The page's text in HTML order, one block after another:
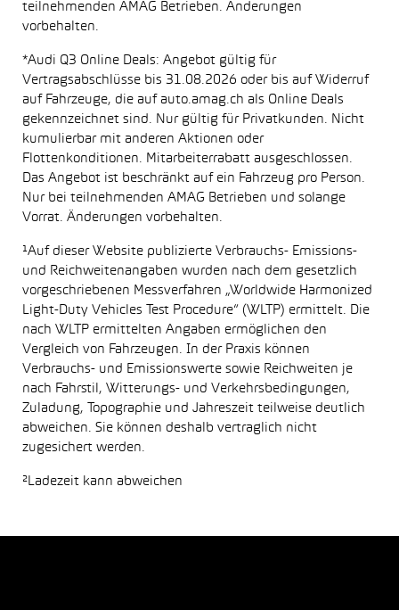
teilnehmenden AMAG Betrieben. Änderungen
vorbehalten.
*Audi Q3 Online Deals: Angebot gültig für
Vertragsabschlüsse bis 31.08.2026 oder bis auf Widerruf
auf Fahrzeuge, die auf auto.amag.ch als Online Deals
gekennzeichnet sind. Nur gültig für Privatkunden. Nicht
kumulierbar mit anderen Aktionen oder
Flottenkonditionen. Mitarbeiterrabatt ausgeschlossen.
Das Angebot ist beschränkt auf ein Fahrzeug pro Person.
Nur bei teilnehmenden AMAG Betrieben und solange
Vorrat. Änderungen vorbehalten.
¹Auf dieser Website publizierte Verbrauchs- Emissions-
und Reichweitenangaben wurden nach dem gesetzlich
vorgeschriebenen Messverfahren „Worldwide Harmonized
Light-Duty Vehicles Test Procedure“ (WLTP) ermittelt. Die
nach WLTP ermittelten Angaben ermöglichen den
Vergleich von Fahrzeugen. In der Praxis können
Verbrauchs- und Emissionswerte sowie Reichweiten je
nach Fahrstil, Witterungs- und Verkehrsbedingungen,
Zuladung, Topographie und Jahreszeit teilweise deutlich
abweichen. Sie können deshalb vertraglich nicht
zugesichert werden.
²Ladezeit kann abweichen